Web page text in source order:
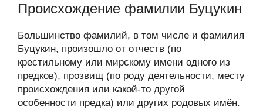
Происхождение фамилии Буцукин
Большинство фамилий, в том числе и фамилия
Буцукин, произошло от отчеств (по
крестильному или мирскому имени одного из
предков), прозвищ (по роду деятельности, месту
происхождения или какой-то другой
особенности предка) или других родовых имён.